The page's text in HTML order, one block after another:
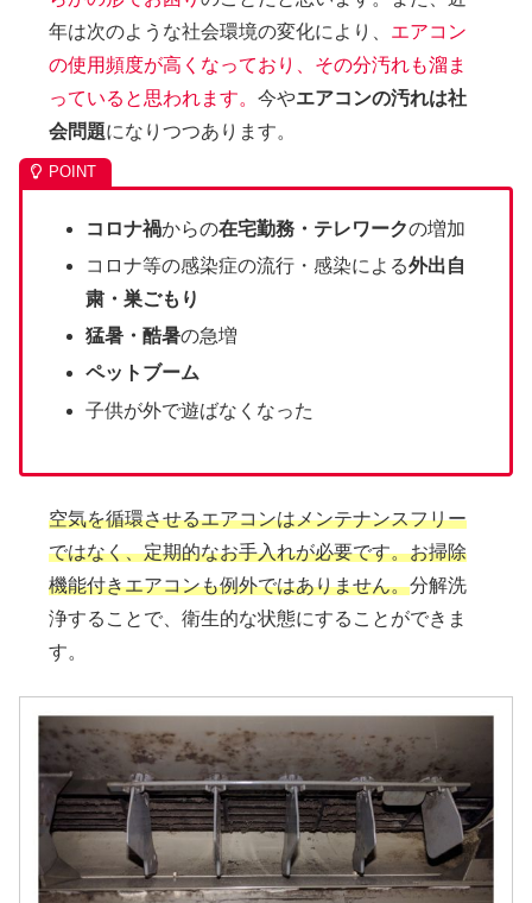
年は次のような社会環境の変化により、 エアコン
の使用頻度が高くなっており、その分汚れも溜ま
っていると思われます。 今やエアコンの汚れは社
会問題になりつつあります。
コロナ禍からの在宅勤務・テレワークの増加
コロナ等の感染症の流行・感染による外出自
粛・巣ごもり
猛暑・酷暑の急増
ペットブーム
子供が外で遊ばなくなった
空気を循環させるエアコンはメンテナンスフリー
ではなく、定期的なお手入れが必要です。お掃除
機能付きエアコンも例外ではありません。分解洗
浄することで、衛生的な状態にすることができま
す。